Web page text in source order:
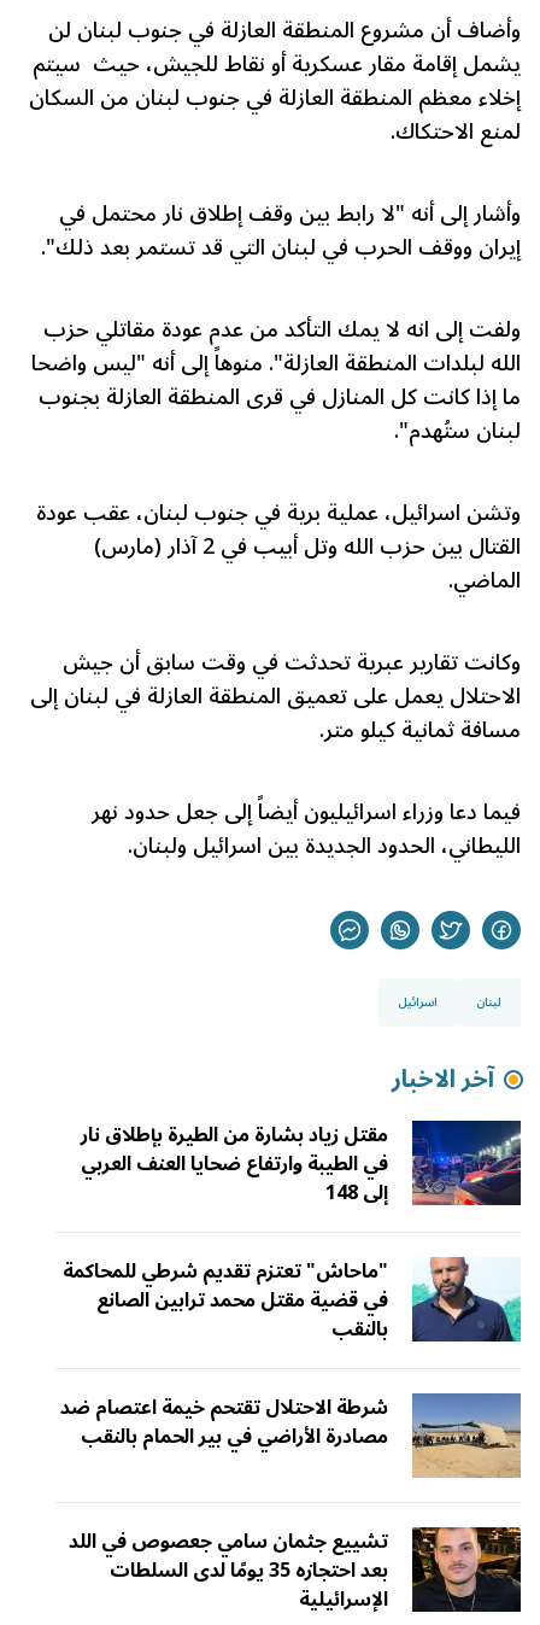
وأضاف أن مشروع المنطقة العازلة في جنوب لبنان لن
يشمل إقامة مقار عسكرية أو نقاط للجيش، حيث سيتم
إخلاء معظم المنطقة العازلة في جنوب لبنان من السكان
لمنع الاحتكاك.
وأشار إلى أنه "لا رابط بين وقف إطلاق نار محتمل في
إيران ووقف الحرب في لبنان التي قد تستمر بعد ذلك".
ولفت إلى انه لا يمك التأكد من عدم عودة مقاتلي حزب
الله لبلدات المنطقة العازلة". منوهاً إلى أنه "ليس واضحا
ما إذا كانت كل المنازل في قرى المنطقة العازلة بجنوب
لبنان ستُهدم".
وتشن اسرائيل، عملية برية في جنوب لبنان، عقب عودة
القتال بين حزب الله وتل أبيب في 2 آذار (مارس)
الماضي.
وكانت تقارير عبرية تحدثت في وقت سابق أن جيش
الاحتلال يعمل على تعميق المنطقة العازلة في لبنان إلى
مسافة ثمانية كيلو متر.
فيما دعا وزراء اسرائيليون أيضاً إلى جعل حدود نهر
الليطاني، الحدود الجديدة بين اسرائيل ولبنان.
لبنان اسرائيل
آخر الاخبار
مقتل زياد بشارة من الطيرة بإطلاق نار
في الطيبة وارتفاع ضحايا العنف العربي
إلى 148
"ماحاش" تعتزم تقديم شرطي للمحاكمة
في قضية مقتل محمد ترابين الصانع
بالنقب
شرطة الاحتلال تقتحم خيمة اعتصام ضد
مصادرة الأراضي في بير الحمام بالنقب
تشييع جثمان سامي جعصوص في اللد
بعد احتجازه 35 يومًا لدى السلطات
الإسرائيلية